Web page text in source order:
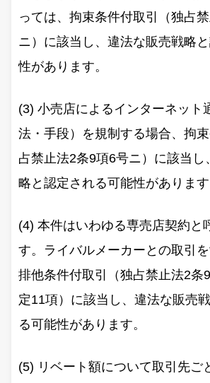
っては、拘束条件付取引（独占
ニ）に該当し、違法な販売戦略
性があります。
(3) 小売店によるインターネット
法・手段）を規制する場合、拘
占禁止法2条9項6号ニ）に該当し
略と認定される可能性があります
(4) 本件はいわゆる専売店契約と
す。ライバルメーカーとの取引
排他条件付取引（独占禁止法2条
定11項）に該当し、違法な販売
る可能性があります。
(5) リベート額について取引先ご